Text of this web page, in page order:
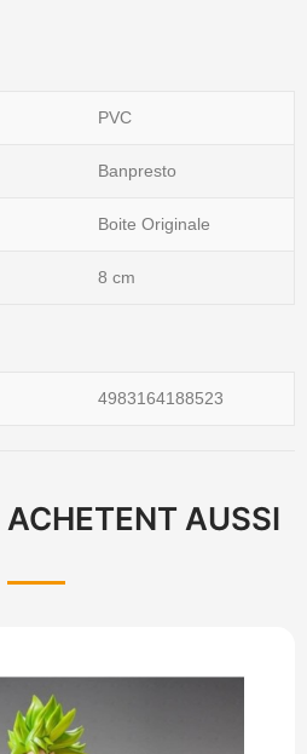
PVC
Banpresto
Boite Originale
8 cm
4983164188523
AUSSI